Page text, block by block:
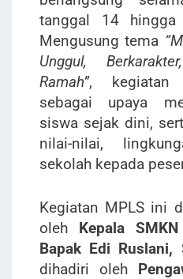
tanggal 14
Mengusung tema
Unggul,
Ramah”, kegiatan
sebagai upaya
siswa sejak dini,
nilai-nilai,
sekolah kepada
Kegiatan MPLS ini
oleh Kepala
Bapak Edi Ruslani,
dihadiri oleh